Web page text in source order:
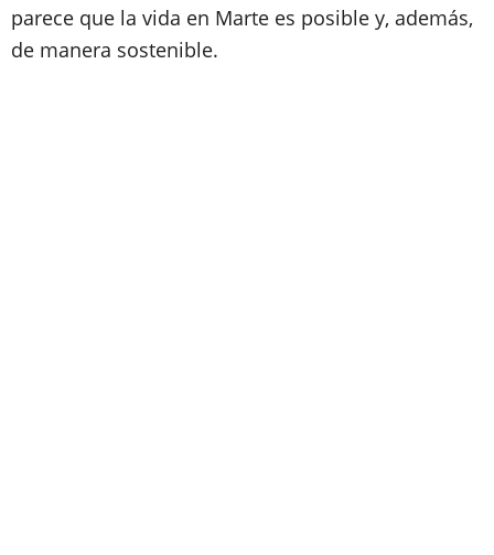
parece que la vida en Marte es posible y, además,
de manera sostenible.